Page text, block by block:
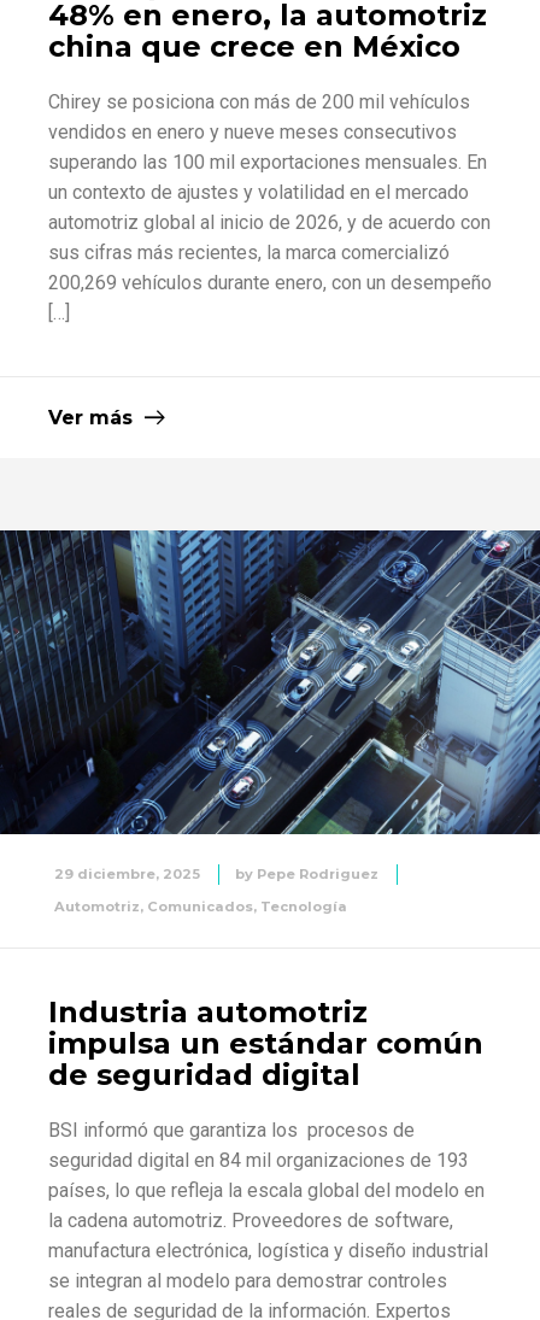
48% en enero, la automotriz
china que crece en México
Chirey se posiciona con más de 200 mil vehículos
vendidos en enero y nueve meses consecutivos
superando las 100 mil exportaciones mensuales. En
un contexto de ajustes y volatilidad en el mercado
automotriz global al inicio de 2026, y de acuerdo con
sus cifras más recientes, la marca comercializó
200,269 vehículos durante enero, con un desempeño
[…]
Ver más
29 diciembre, 2025 by Pepe Rodriguez
Automotriz, Comunicados, Tecnología
Industria automotriz
impulsa un estándar común
de seguridad digital
BSI informó que garantiza los procesos de
seguridad digital en 84 mil organizaciones de 193
países, lo que refleja la escala global del modelo en
la cadena automotriz. Proveedores de software,
manufactura electrónica, logística y diseño industrial
se integran al modelo para demostrar controles
reales de seguridad de la información. Expertos